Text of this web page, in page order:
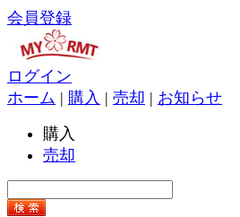
会員登録
ログイン
ホーム | 購入 | 売却 | お知らせ
購入
売却